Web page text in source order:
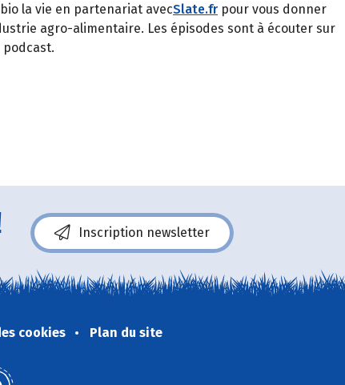
la vie en partenariat avecSlate.fr pour vous donner
agro-alimentaire. Les épisodes sont à écouter sur
podcast.
Inscription newsletter
cookies Plan du site